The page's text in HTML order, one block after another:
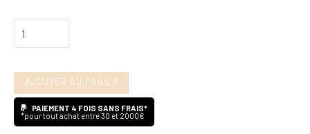
quantité
de
Planar
2
AJOUTER AU PANIER
PAIEMENT 4 FOIS SANS FRAIS*
*pour tout achat entre 30 et 2000€